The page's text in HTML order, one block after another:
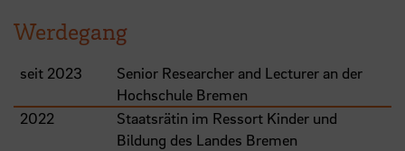
Werdegang
seit 2023
Senior Researcher and Lecturer an der
Hochschule Bremen
2022
Staatsrätin im Ressort Kinder und
Bildung des Landes Bremen